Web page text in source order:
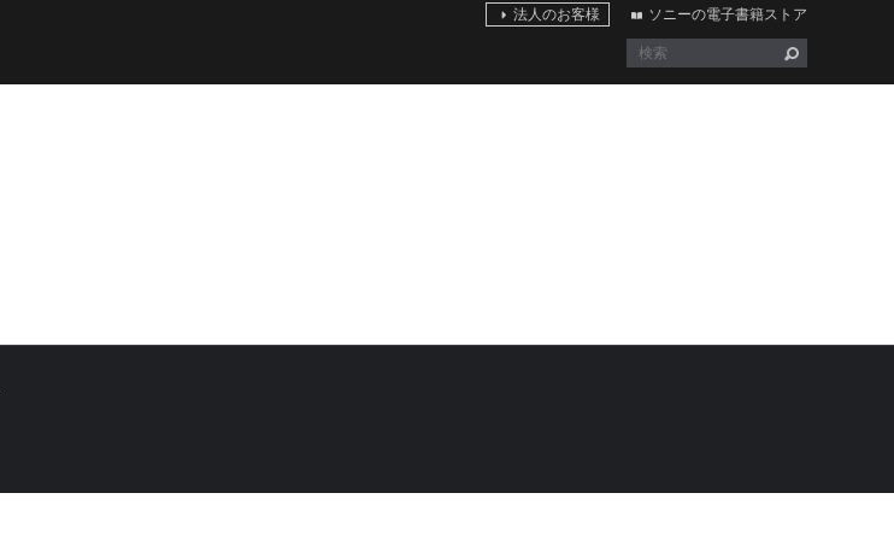
法人のお客様 ソニーの電子書籍ストア